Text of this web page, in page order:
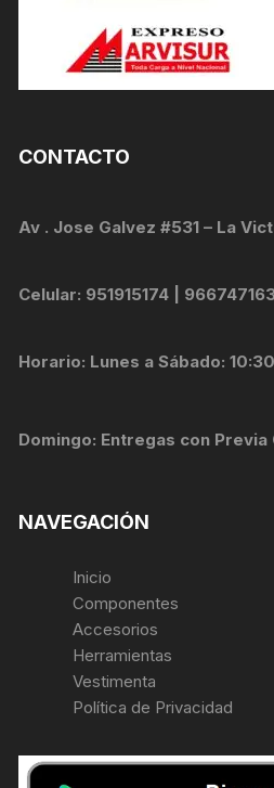
CONTACTO
Av . Jose Galvez #531 – La
Celular: 951915174 |
Horario: Lunes a Sábado:
Domingo: Entregas con Previa
NAVEGACIÓN
Inicio
Componentes
Accesorios
Herramientas
Vestimenta
Política de Privacidad